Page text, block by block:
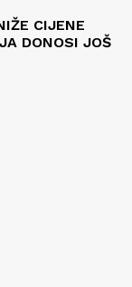
CIJENE
DONOSI JOŠ